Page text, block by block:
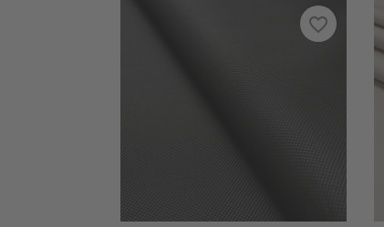
favorite_border